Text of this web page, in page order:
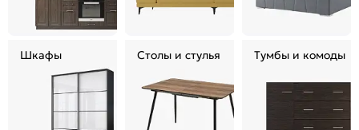
Шкафы Столы и стулья Тумбы и комоды